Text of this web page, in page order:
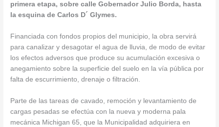
primera etapa, sobre calle Gobernador Julio Borda, hasta
la esquina de Carlos D´ Glymes.
Financiada con fondos propios del municipio, la obra servirá
para canalizar y desagotar el agua de lluvia, de modo de evitar
los efectos adversos que produce su acumulación excesiva o
anegamiento sobre la superficie del suelo en la vía pública por
falta de escurrimiento, drenaje o filtración.
Parte de las tareas de cavado, remoción y levantamiento de
cargas pesadas se efectúa con la nueva y moderna pala
mecánica Michigan 65, que la Municipalidad adquiriera en